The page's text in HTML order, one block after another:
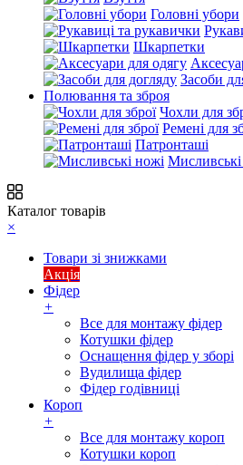
Головні убори
Шкарпетки
Засоби
Полювання та зброя
Чохли для
Ремені для
Патронташі
Каталог товарів
×
Товари зі знижками
Акція
Фідер
+
Все для монтажу фідер
Котушки фідер
Оснащення фідер у зборі
Вудилища фідер
Фідер годівниці
Короп
+
Все для монтажу короп
Котушки короп